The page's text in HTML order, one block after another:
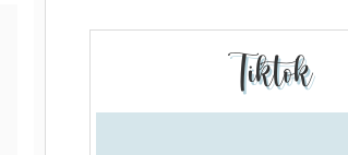
Tiktok